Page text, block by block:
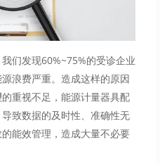
们发现60%~75%的受诊企业
浪费严重。造成这样的原因
的重视不足，能源计量器具配
致数据的及时性、准确性无
能效管理，造成大量不必要